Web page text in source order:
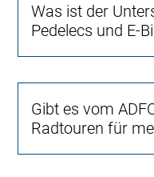
Was ist der
Pedelecs und E-
Gibt es vom
Radtouren für